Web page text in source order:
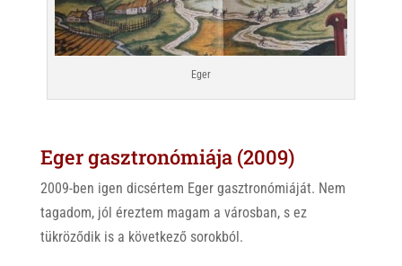
Eger
Eger gasztronómiája (2009)
2009-ben igen dicsértem Eger gasztronómiáját. Nem
tagadom, jól éreztem magam a városban, s ez
tükröződik is a következő sorokból.